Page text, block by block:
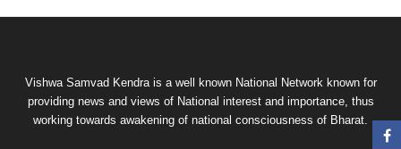
Vishwa Samvad Kendra is a well known National Network known for
providing news and views of National interest and importance, thus
working towards awakening of national consciousness of Bharat.